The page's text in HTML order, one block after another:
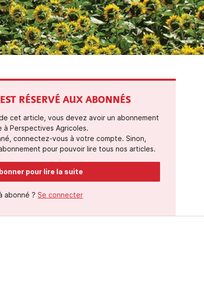
RÉSERVÉ AUX ABONNÉS
cet article, vous devez avoir un abonnement
à Perspectives Agricoles.
connectez-vous à votre compte. Sinon,
pour pouvoir lire tous nos articles.
pour lire la suite
abonné ? Se connecter